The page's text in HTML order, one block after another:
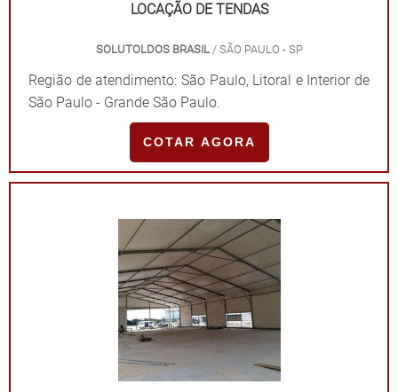
LOCAÇÃO DE TENDAS
SOLUTOLDOS BRASIL/ SÃO PAULO - SP
Região de atendimento: São Paulo, Litoral e Interior de
São Paulo - Grande São Paulo.
COTAR AGORA